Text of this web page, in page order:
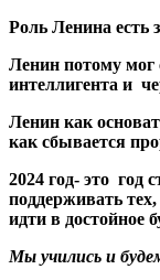
Роль Ленина есть
Ленин потому мог
интеллигента и
Ленин как
как сбывается
2024 год- это год
поддерживать
идти в достойное
Мы учились и